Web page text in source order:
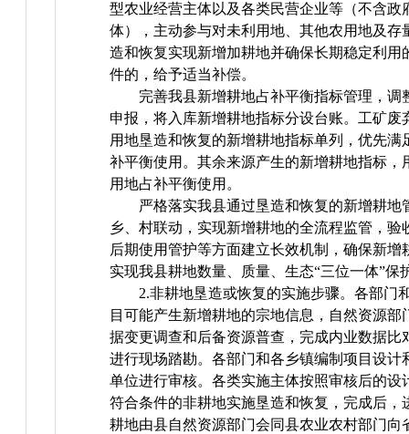
型农业经营主体以及各类民营企业等（不含政
体），主动参与对未利用地、其他农用地及存
造和恢复实现新增加耕地并确保长期稳定利用
件的，给予适当补偿。
完善我县新增耕地占补平衡指标管理，调
申报，将入库新增耕地指标分设台账。工矿废
用地垦造和恢复的新增耕地指标单列，优先满
补平衡使用。其余来源产生的新增耕地指标，
用地占补平衡使用。
严格落实我县通过垦造和恢复的新增耕地
乡、村联动，实现新增耕地的全流程监管，验
后期使用管护等方面建立长效机制，确保新增
实现我县耕地数量、质量、生态“三位一体”保
2.非耕地垦造或恢复的实施步骤。各部门
目可能产生新增耕地的宗地信息，自然资源部
据变更调查和后备资源普查，完成内业数据比
进行现场踏勘。各部门和各乡镇编制项目设计
单位进行审核。各类实施主体按照审核后的设
符合条件的非耕地实施垦造和恢复，完成后，
耕地由县自然资源部门会同县农业农村部门向